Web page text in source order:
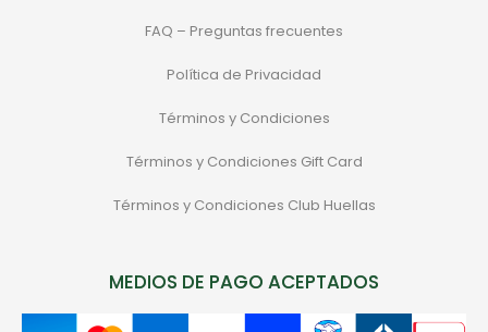
FAQ – Preguntas frecuentes
Política de Privacidad
Términos y Condiciones
Términos y Condiciones Gift Card
Términos y Condiciones Club Huellas
MEDIOS DE PAGO ACEPTADOS